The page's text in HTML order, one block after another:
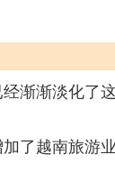
渐渐淡化了
了越南旅游